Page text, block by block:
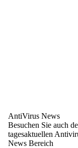
AntiVirus News
Besuchen Sie auch
tagesaktuellen
News Bereich